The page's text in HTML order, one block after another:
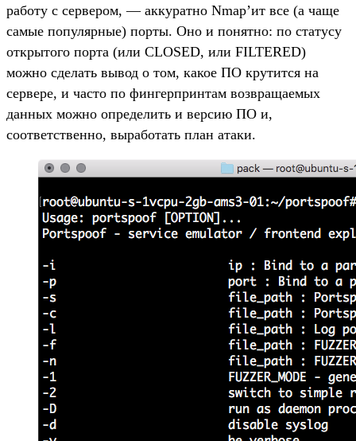
работу с сервером, — аккуратно Nmap’ит все (а чаще
самые популярные) порты. Оно и понятно: по статусу
открытого порта (или CLOSED, или FILTERED)
можно сделать вывод о том, какое ПО крутится на
сервере, и часто по фингерпринтам возвращаемых
данных можно определить и версию ПО и,
соответственно, выработать план атаки.